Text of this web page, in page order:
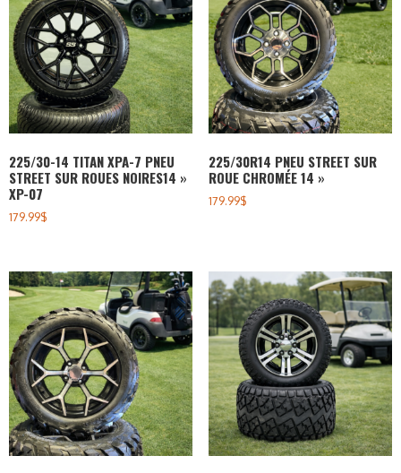
225/30-14 TITAN XPA-7 PNEU
STREET SUR ROUES NOIRES14 »
XP-07
179.99$
225/30R14 PNEU STREET SUR
ROUE CHROMÉE 14 »
179.99$